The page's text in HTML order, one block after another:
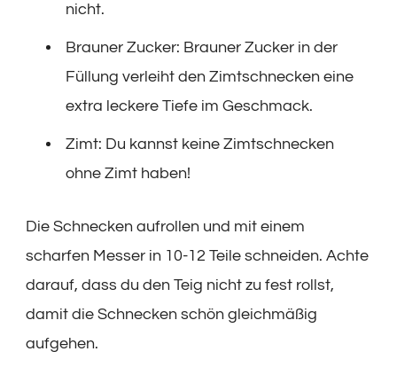
nicht.
Brauner Zucker: Brauner Zucker in der
Füllung verleiht den Zimtschnecken eine
extra leckere Tiefe im Geschmack.
Zimt: Du kannst keine Zimtschnecken
ohne Zimt haben!
Die Schnecken aufrollen und mit einem
scharfen Messer in 10-12 Teile schneiden. Achte
darauf, dass du den Teig nicht zu fest rollst,
damit die Schnecken schön gleichmäßig
aufgehen.